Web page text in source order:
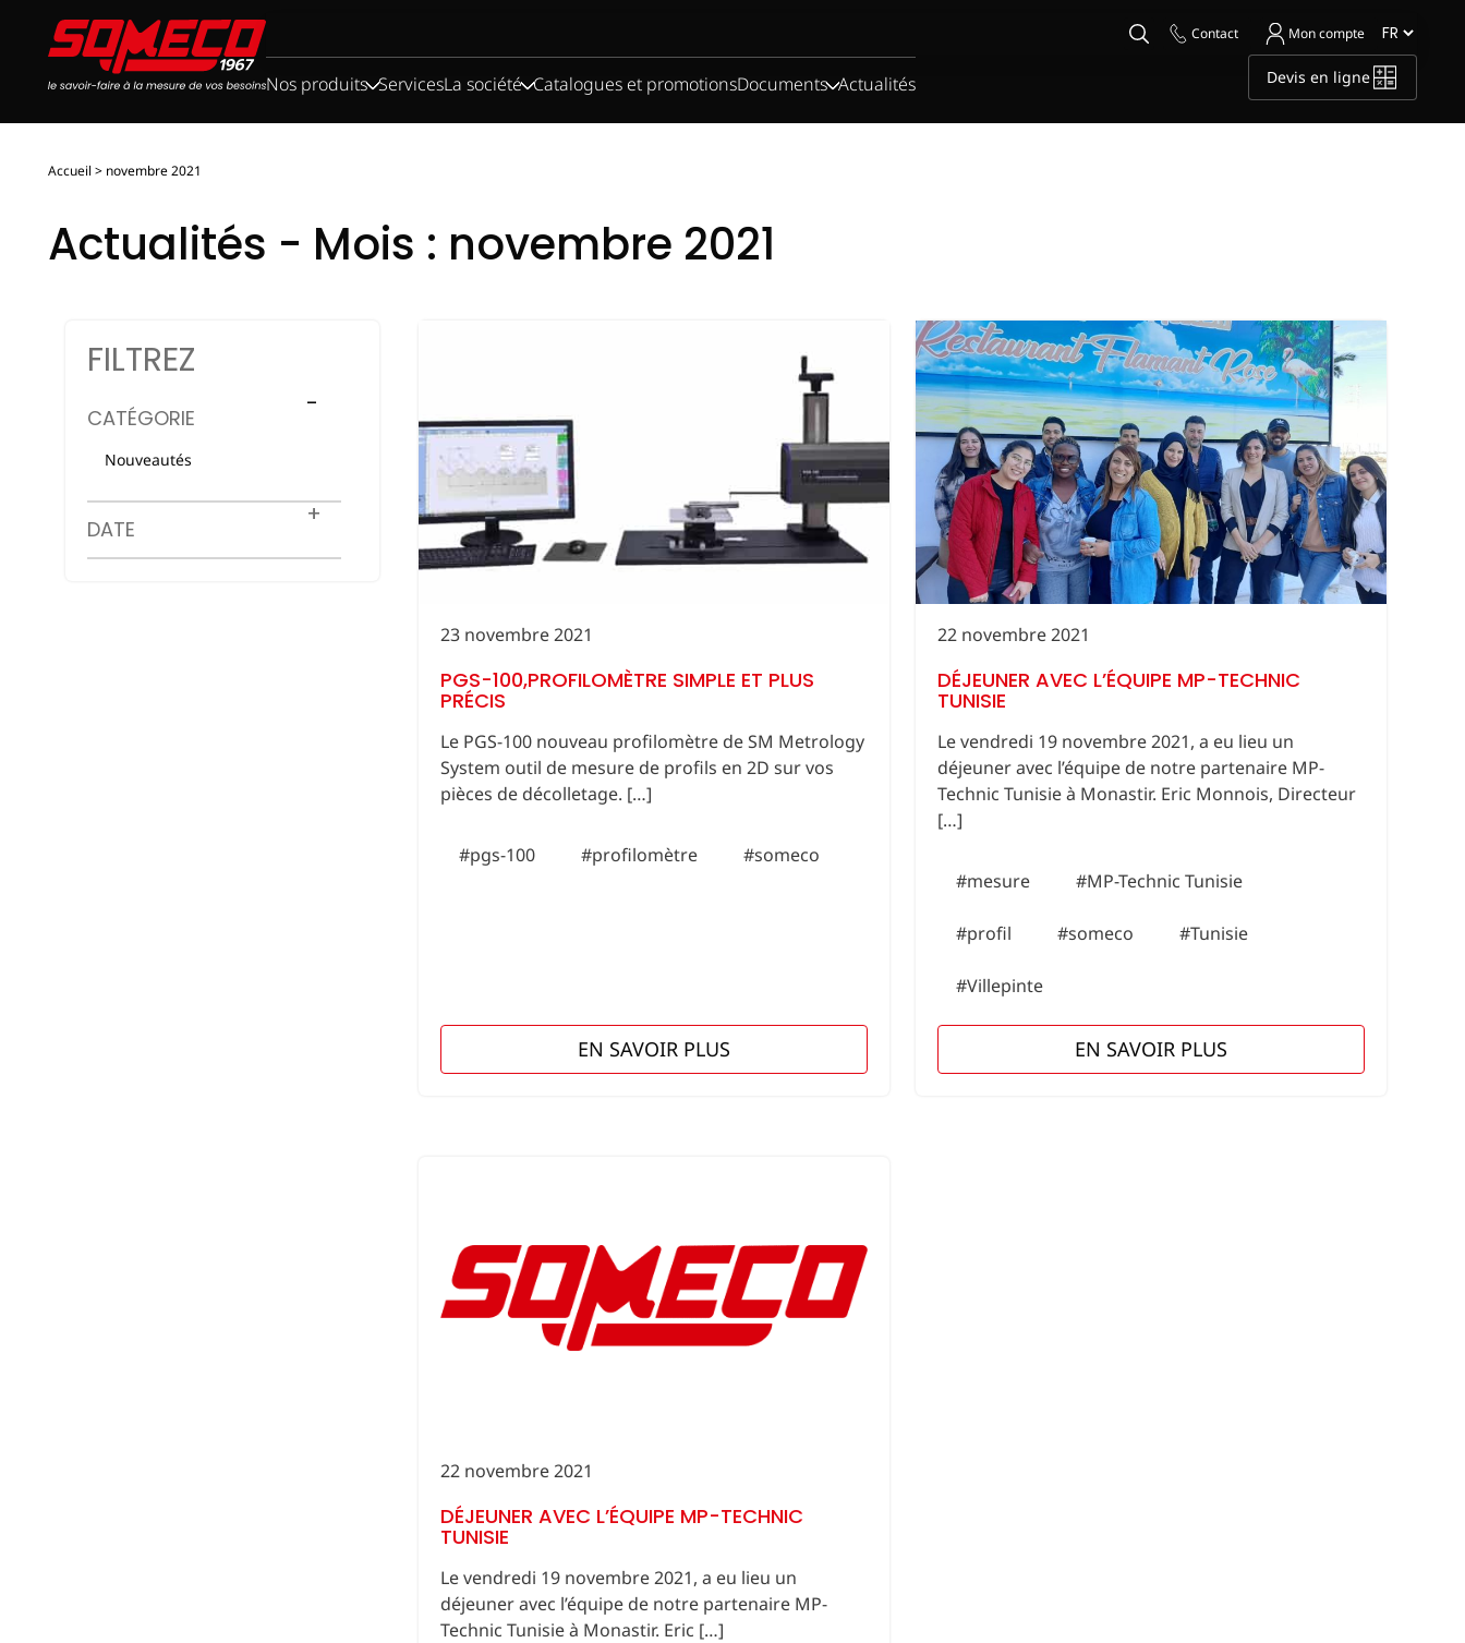
Rechercher : Contact Mon compte
Nos produits ServicesLa société Catalogues et promotionsDocuments Actualités Devis en ligne
Accueil > novembre 2021
Actualités - Mois : novembre 2021
FILTREZ
CATÉGORIE
Nouveautés
DATE
23 novembre 2021
PGS-100,PROFILOMÈTRE SIMPLE ET PLUS
PRÉCIS
Le PGS-100 nouveau profilomètre de SM Metrology
System outil de mesure de profils en 2D sur vos
pièces de décolletage. […]
#pgs-100 #profilomètre #someco
EN SAVOIR PLUS
22 novembre 2021
DÉJEUNER AVEC L’ÉQUIPE MP-TECHNIC
TUNISIE
Le vendredi 19 novembre 2021, a eu lieu un
déjeuner avec l’équipe de notre partenaire MP-
Technic Tunisie à Monastir. Eric Monnois, Directeur
[…]
#mesure #MP-Technic Tunisie
#profil #someco #Tunisie
#Villepinte
EN SAVOIR PLUS
22 novembre 2021
DÉJEUNER AVEC L’ÉQUIPE MP-TECHNIC
TUNISIE
Le vendredi 19 novembre 2021, a eu lieu un
déjeuner avec l’équipe de notre partenaire MP-
Technic Tunisie à Monastir. Eric […]